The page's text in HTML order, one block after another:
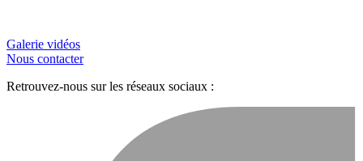
Galerie vidéos
Nous contacter
Retrouvez-nous sur les réseaux sociaux :